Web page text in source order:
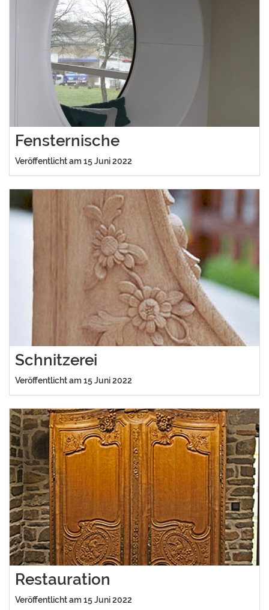
Fensternische
Veröffentlicht am 15 Juni 2022
Schnitzerei
Veröffentlicht am 15 Juni 2022
Restauration
Veröffentlicht am 15 Juni 2022